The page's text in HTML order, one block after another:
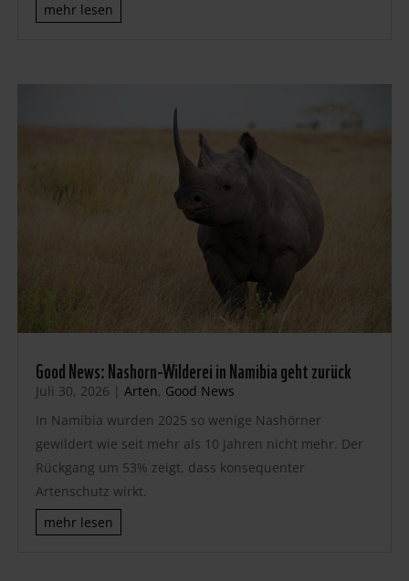
mehr lesen
Good News: Nashorn-Wilderei in Namibia geht zurück
Juli 30, 2026 | Arten, Good News
In Namibia wurden 2025 so wenige Nashörner
gewildert wie seit mehr als 10 Jahren nicht mehr. Der
Rückgang um 53% zeigt, dass konsequenter
Artenschutz wirkt.
mehr lesen